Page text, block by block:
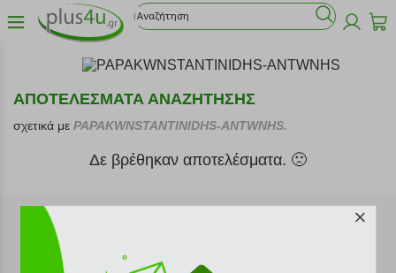
ΑΠΟΤΕΛΕΣΜΑΤΑ ΑΝΑΖΗΤΗΣΗΣ
σχετικά με PAPAKWNSTANTINIDHS-ANTWNHS.
Δε βρέθηκαν αποτελέσματα. 🙁